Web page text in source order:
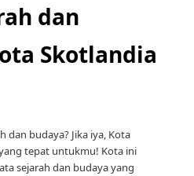
dan
Skotlandia
dan budaya? Jika iya, Kota
tepat untukmu! Kota ini
sejarah dan budaya yang